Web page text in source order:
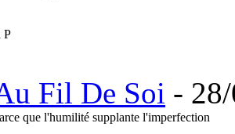
P
Fil De Soi -
que l'humilité supplante l'imperfection